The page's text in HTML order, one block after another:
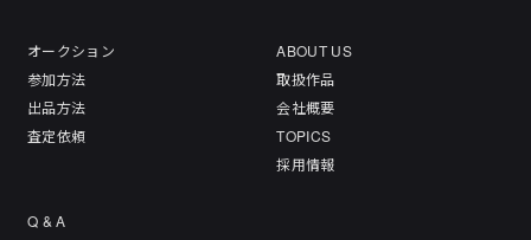
オークション
参加方法
出品方法
査定依頼
ABOUT US
取扱作品
会社概要
TOPICS
採用情報
Q & A